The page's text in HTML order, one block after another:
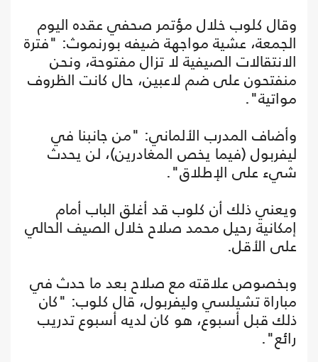
وقال كلوب خلال مؤتمر صحفي عقده اليوم
الجمعة، عشية مواجهة ضيفه بورنموث: "فترة
الانتقالات الصيفية لا تزال مفتوحة، ونحن
منفتحون على ضم لاعبين، حال كانت الظروف
مواتية".
وأضاف المدرب الألماني: "من جانبنا في
ليفربول (فيما يخص المغادرين)، لن يحدث
شيء على الإطلاق".
ويعني ذلك أن كلوب قد أغلق الباب أمام
إمكانية رحيل محمد صلاح خلال الصيف الحالي
على الأقل.
وبخصوص علاقته مع صلاح بعد ما حدث في
مباراة تشيلسي وليفربول، قال كلوب: "كان
ذلك قبل أسبوع، هو كان لديه أسبوع تدريب
رائع".